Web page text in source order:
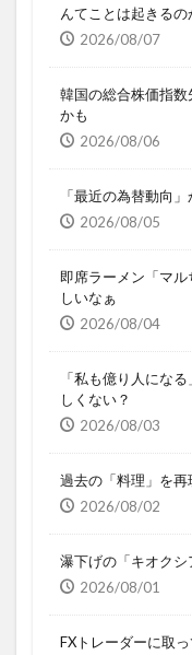
んてことは起きるの
2026/08/07
韓国の総合株価指
かも
2026/08/06
「最近の為替動向
2026/08/05
即席ラーメン「マ
しいなぁ
2026/08/04
「私も億り人にな
しくない？
2026/08/03
過去の「料理」を再
2026/08/02
瀑下げの「キオクシ
2026/08/01
FXトレーダーに取